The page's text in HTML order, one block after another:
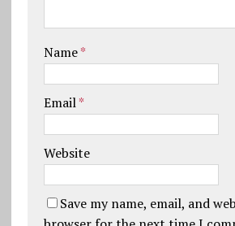
Name*
Email*
Website
Save my name, email, and